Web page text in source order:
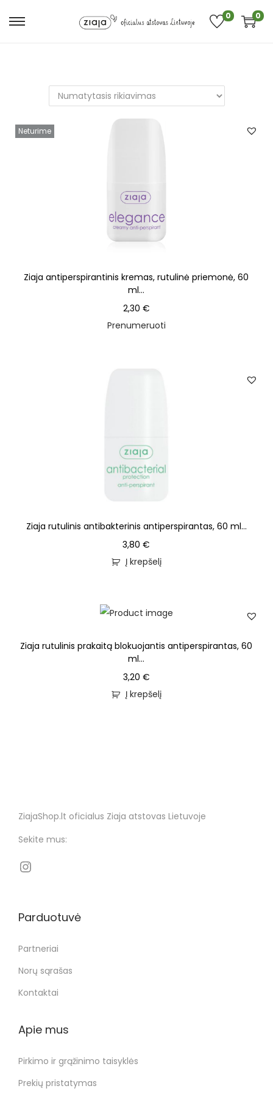
0 0
Neturime
Ziaja antiperspirantinis kremas, rutulinė priemonė, 60
ml...
2,30 €
Prenumeruoti
Ziaja rutulinis antibakterinis antiperspirantas, 60 ml...
3,80€
Į krepšelį
Ziaja rutulinis prakaitą blokuojantis antiperspirantas, 60
ml...
3,20 €
Į krepšelį
ZiajaShop.lt oficialus Ziaja atstovas Lietuvoje
Sekite mus:
Parduotuvė
Partneriai
Norų sąrašas
Kontaktai
Apie mus
Pirkimo ir grąžinimo taisyklės
Prekių pristatymas